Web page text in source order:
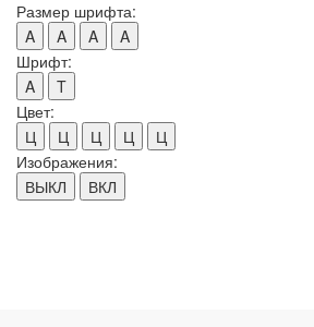
Размер шрифта:
A
A A
A
Шрифт:
A
T
Цвет:
Ц
Ц Ц Ц
Ц
Изображения:
ВЫКЛ
ВКЛ